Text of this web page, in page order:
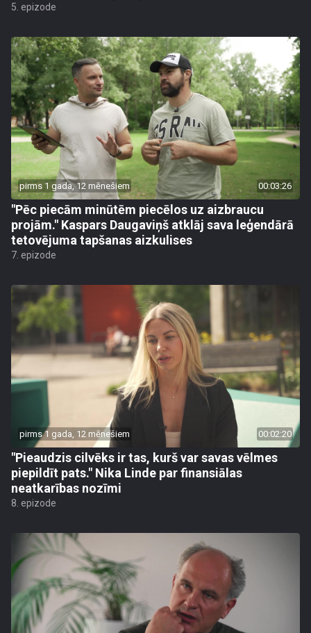
5. epizode
pirms 1 gada, 12 mēnešiem 00:03:26
"Pēc piecām minūtēm piecēlos uz aizbraucu
projām." Kaspars Daugaviņš atklāj sava leģendārā
tetovējuma tapšanas aizkulises
7. epizode
pirms 1 gada, 12 mēnešiem 00:02:20
"Pieaudzis cilvēks ir tas, kurš var savas vēlmes
piepildīt pats." Nika Linde par finansiālas
neatkarības nozīmi
8. epizode